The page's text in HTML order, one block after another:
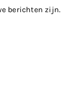
berichten zijn.